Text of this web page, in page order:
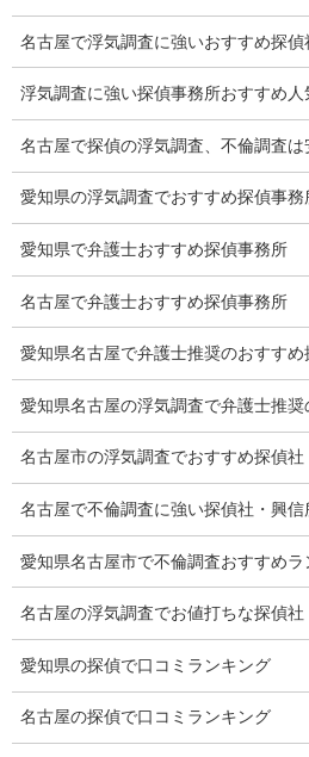
調査プランのご依頼の割合
有責配偶者からの離婚
浮気をする人
探偵社の選び方
浮気度チェック
会社案内
損害保険調査
推奨・提携法律事務所
名古屋で浮気調査に強いおすすめ探偵
浮気調査に強い探偵事務所おすすめ
名古屋で探偵の浮気調査、不倫調査は
愛知県の浮気調査でおすすめ探偵事務
愛知県で弁護士おすすめ探偵事務所
名古屋で弁護士おすすめ探偵事務所
愛知県名古屋で弁護士推奨のおすすめ
愛知県名古屋の浮気調査で弁護士推
名古屋市の浮気調査でおすすめ探偵社
名古屋で不倫調査に強い探偵社・興信
愛知県名古屋市で不倫調査おすすめラ
名古屋の浮気調査でお値打ちな探偵社
愛知県の探偵で口コミランキング
名古屋の探偵で口コミランキング